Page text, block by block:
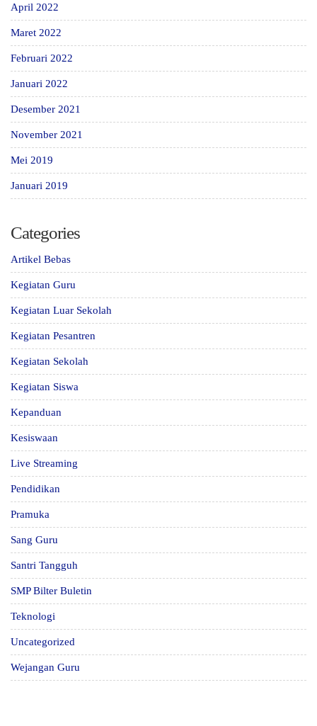
April 2022
Maret 2022
Februari 2022
Januari 2022
Desember 2021
November 2021
Mei 2019
Januari 2019
Categories
Artikel Bebas
Kegiatan Guru
Kegiatan Luar Sekolah
Kegiatan Pesantren
Kegiatan Sekolah
Kegiatan Siswa
Kepanduan
Kesiswaan
Live Streaming
Pendidikan
Pramuka
Sang Guru
Santri Tangguh
SMP Bilter Buletin
Teknologi
Uncategorized
Wejangan Guru